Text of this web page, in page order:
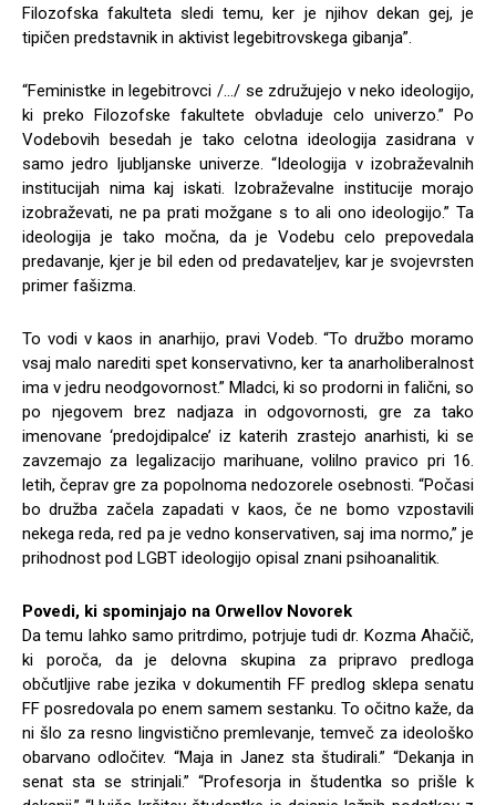
Filozofska fakulteta sledi temu, ker je njihov dekan gej, je
tipičen predstavnik in aktivist legebitrovskega gibanja”.
“Feministke in legebitrovci /…/ se združujejo v neko ideologijo,
ki preko Filozofske fakultete obvladuje celo univerzo.” Po
Vodebovih besedah je tako celotna ideologija zasidrana v
samo jedro ljubljanske univerze. “Ideologija v izobraževalnih
institucijah nima kaj iskati. Izobraževalne institucije morajo
izobraževati, ne pa prati možgane s to ali ono ideologijo.” Ta
ideologija je tako močna, da je Vodebu celo prepovedala
predavanje, kjer je bil eden od predavateljev, kar je svojevrsten
primer fašizma.
To vodi v kaos in anarhijo, pravi Vodeb. “To družbo moramo
vsaj malo narediti spet konservativno, ker ta anarholiberalnost
ima v jedru neodgovornost.” Mladci, ki so prodorni in falični, so
po njegovem brez nadjaza in odgovornosti, gre za tako
imenovane ‘predojdipalce’ iz katerih zrastejo anarhisti, ki se
zavzemajo za legalizacijo marihuane, volilno pravico pri 16.
letih, čeprav gre za popolnoma nedozorele osebnosti. “Počasi
bo družba začela zapadati v kaos, če ne bomo vzpostavili
nekega reda, red pa je vedno konservativen, saj ima normo,” je
prihodnost pod LGBT ideologijo opisal znani psihoanalitik.
Povedi, ki spominjajo na Orwellov Novorek
Da temu lahko samo pritrdimo, potrjuje tudi dr. Kozma Ahačič,
ki poroča, da je delovna skupina za pripravo predloga
občutljive rabe jezika v dokumentih FF predlog sklepa senatu
FF posredovala po enem samem sestanku. To očitno kaže, da
ni šlo za resno lingvistično premlevanje, temveč za ideološko
obarvano odločitev. “Maja in Janez sta študirali.” “Dekanja in
senat sta se strinjali.” “Profesorja in študentka so prišle k